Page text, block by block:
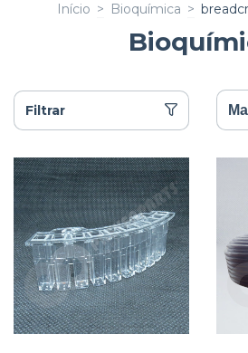
Início > Bioquímica >
Filtrar